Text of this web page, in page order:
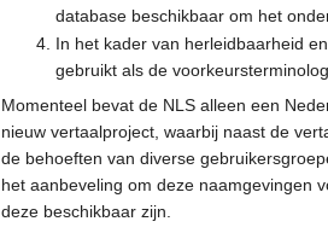
database beschikbaar om het
In het kader van herleidbaarheid
gebruikt als de
Momenteel bevat de NLS alleen een
nieuw vertaalproject, waarbij naast de
de behoeften van diverse
het aanbeveling om deze naamgevingen
deze beschikbaar zijn.